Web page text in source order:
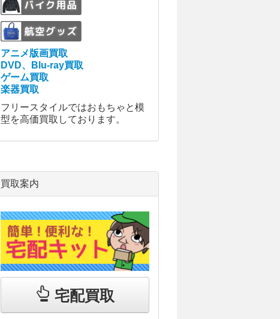
アニメ版画買取
DVD、Blu-ray買取
ゲーム買取
楽器買取
フリースタイルではおもちゃと模
型を高価買取しております。
買取案内
宅配買取